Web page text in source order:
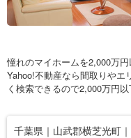
憧れのマイホームを2,000万
Yahoo!不動産なら間取りやエ
く検索できるので2,000万円
千葉県｜山武郡横芝光町